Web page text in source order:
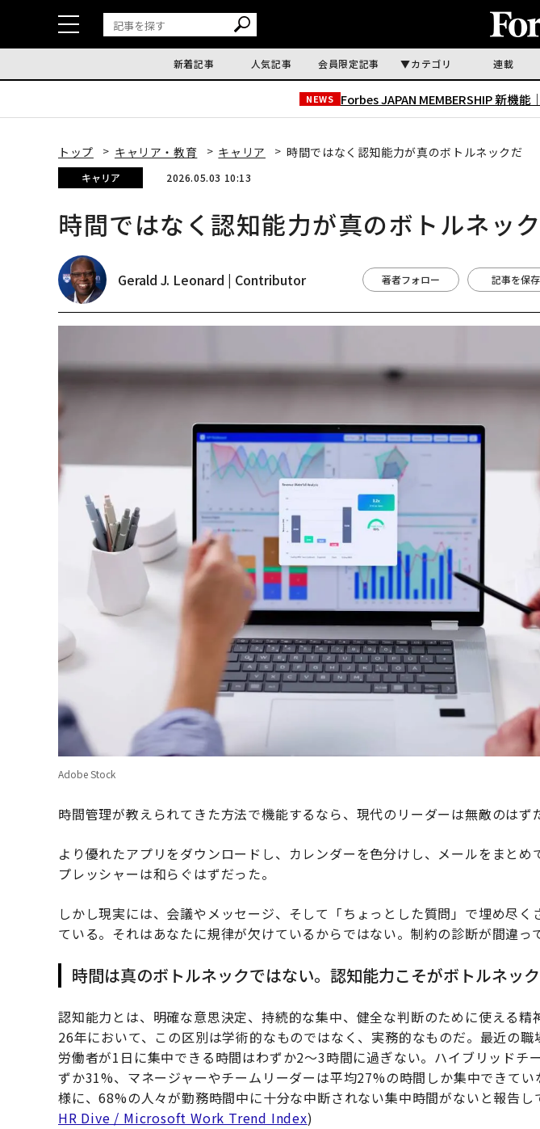
新着記事 人気記事 会員限定記事 カテゴリ 連載
NEWS Forbes JAPAN MEMBERSHIP 新機能｜
トップ キャリア・教育 キャリア 時間ではなく認知能力が真のボトルネックだ
キャリア 2026.05.03 10:13
時間ではなく認知能力が真のボトルネッ
Gerald J. Leonard | Contributor 著者フォロー 記事を保存
Adobe Stock
時間管理が教えられてきた方法で機能するなら、現代のリーダーは無敵のはず
より優れたアプリをダウンロードし、カレンダーを色分けし、メールをまとめ
プレッシャーは和らぐはずだった。
しかし現実には、会議やメッセージ、そして「ちょっとした質問」で埋め尽く
ている。それはあなたに規律が欠けているからではない。制約の診断が間違っ
時間は真のボトルネックではない。認知能力こそがボトルネック
認知能力とは、明確な意思決定、持続的な集中、健全な判断のために使える
26年において、この区別は学術的なものではなく、実務的なものだ。最近の
労働者が1日に集中できる時間はわずか2〜3時間に過ぎない。ハイブリッドチ
ずか31%、マネージャーやチームリーダーは平均27%の時間しか集中できて
様に、68%の人々が勤務時間中に十分な中断されない集中時間がないと報告し
HR Dive / Microsoft Work Trend Index)